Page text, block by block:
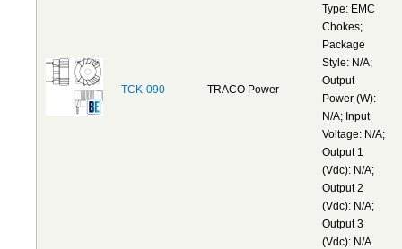
TCK-090 TRACO Power
Type: EMC
Chokes;
Package
Style: N/A;
Output
Power (W):
N/A; Input
Voltage: N/A;
Output 1
(Vdc): N/A;
Output 2
(Vdc): N/A;
Output 3
(Vdc): N/A